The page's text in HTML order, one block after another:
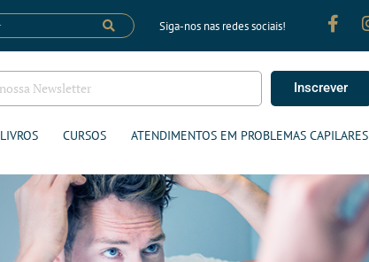
Siga-nos nas redes sociais!
Inscrever
LIVROS CURSOS ATENDIMENTOS EM PROBLEMAS CAPILARES